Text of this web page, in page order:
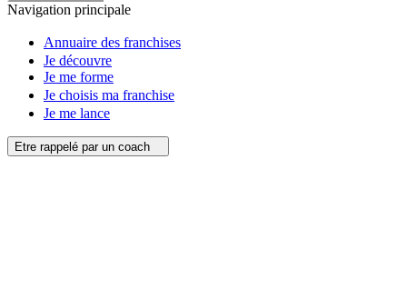
Navigation principale
Annuaire des franchises
Je découvre
Je me forme
Je choisis ma franchise
Je me lance
Etre rappelé par un coach